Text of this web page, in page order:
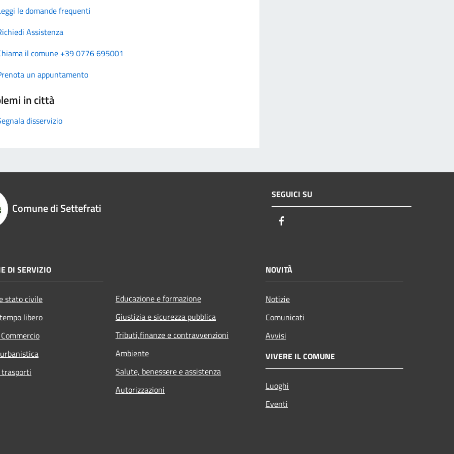
le domande frequenti
Assistenza
il comune +39 0776 695001
un appuntamento
in città
disservizio
Comune di Settefrati
SEGUICI SU
DI SERVIZIO
stato civile
libero
Educazione e formazione
Giustizia e sicurezza pubblica
Tributi,finanze e contravvenzioni
Ambiente
Salute, benessere e assistenza
Autorizzazioni
NOVITÀ
Notizie
Comunicati
Avvisi
VIVERE IL COMUNE
Luoghi
Eventi